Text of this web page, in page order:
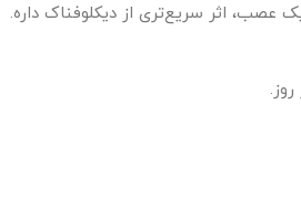
عصب، اثر سریع‌تری از دیکلوفناک داره.